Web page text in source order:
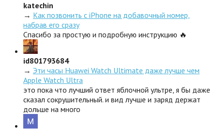
katechin
→ Как позвонить с iPhone на добавочный номер,
набрав его сразу
Спасибо за простую и подробную инструкцию 🔥
id801793684
→ Эти часы Huawei Watch Ultimate даже лучше чем
Apple Watch Ultra
это пока что лучший ответ яблочной ультре, я бы даже
сказал сокрушительный. и вид лучше и заряд держат
дольше на много